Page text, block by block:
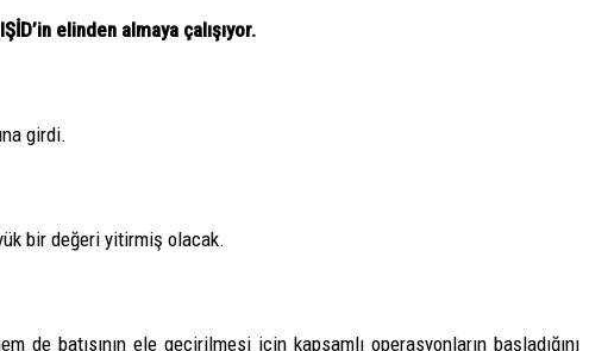
elinden almaya çalışıyor.
girdi.
bir değeri yitirmiş olacak.
de batısının ele geçirilmesi için kapsamlı operasyonların başladığını